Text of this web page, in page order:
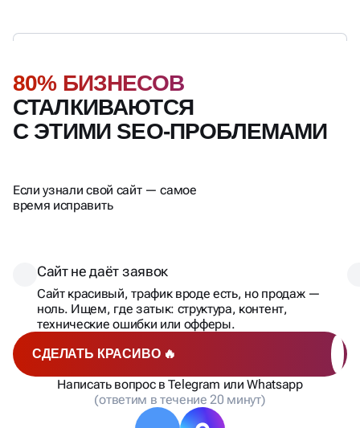
80% БИЗНЕСОВ
СТАЛКИВАЮТСЯ
С ЭТИМИ SEO-ПРОБЛЕМАМИ
Если узнали свой сайт — самое
время исправить
СДЕЛАТЬ КРАСИВО 🔥
Написать вопрос в Telegram или Whatsapp
(ответим в течение 20 минут)
Сайт не даёт заявок
Сайт красивый, трафик вроде есть, но продаж —
ноль. Ищем, где затык: структура, контент,
технические ошибки или офферы.